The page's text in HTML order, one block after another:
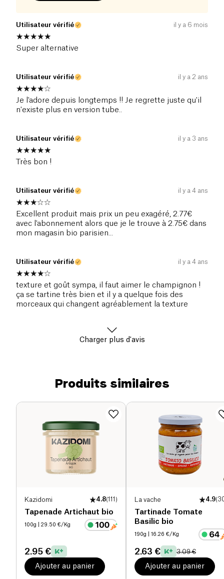
Utilisateur vérifié il y a 6 mois
Super alternative
Utilisateur vérifié il y a 2 ans
Je l'adore depuis longtemps !! Je regrette juste qu'il
n'existe plus en version tube..
Utilisateur vérifié il y a 3 ans
Très bon !
Utilisateur vérifié il y a 4 ans
Excellent produit mais prix un peu exagéré, 2.77€
avec l'abonnement alors que je le trouve à 2.75€ dans
mon magasin bio parisien...
Utilisateur vérifié il y a 4 ans
texture et goût sympa, il faut aimer le champignon !
ça se tartine très bien et il y a quelque fois des
morceaux qui changent agréablement la texture
Charger plus d'avis
Produits similaires
Kazidomi 4.8(111 )
Tapenade Artichaut bio
100g | 29.50 €/Kg
2.95 €
Ajouter au panier
La vache 4.9(
Tartinade Tomate
Basilic bio
190g | 16.26 €/Kg
2.63 € 3.09 €
Ajouter au panier